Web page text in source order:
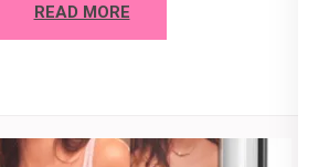
READ MORE